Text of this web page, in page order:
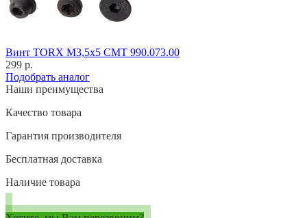
Винт TORX M3,5x5 CMT 990.073.00
299 р.
Подобрать аналог
Наши преимущества
Качество товара
Гарантия производителя
Бесплатная доставка
Наличие товара